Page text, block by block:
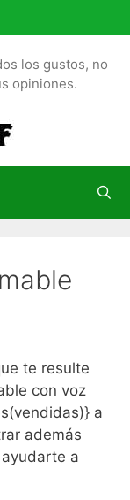
los gustos, no
opiniones.
te resulte
con voz
a
además
a